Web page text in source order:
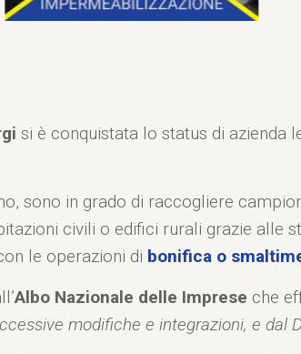
si è conquistata lo status di azienda
sono in grado di raccogliere
civili o edifici rurali grazie alle
le operazioni di bonifica o
Albo Nazionale delle Imprese che
modifiche e integrazioni, e dal